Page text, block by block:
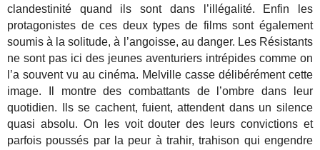
clandestinité quand ils sont dans l’illégalité. Enfin les
protagonistes de ces deux types de films sont également
soumis à la solitude, à l’angoisse, au danger. Les Résistants
ne sont pas ici des jeunes aventuriers intrépides comme on
l’a souvent vu au cinéma. Melville casse délibérément cette
image. Il montre des combattants de l’ombre dans leur
quotidien. Ils se cachent, fuient, attendent dans un silence
quasi absolu. On les voit douter des leurs convictions et
parfois poussés par la peur à trahir, trahison qui engendre